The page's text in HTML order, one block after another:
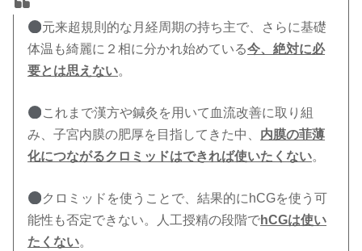
元来超規則的な月経周期の持ち主で、さらに基礎
体温も綺麗に２相に分かれ始めている今、絶対に必
要とは思えない。
これまで漢方や鍼灸を用いて血流改善に取り組
み、子宮内膜の肥厚を目指してきた中、 内膜の菲薄
化につながるクロミッドはできれば使いたくない。
クロミッドを使うことで、結果的にhCGを使う可
能性も否定できない。人工授精の段階でhCGは使い
たくない。